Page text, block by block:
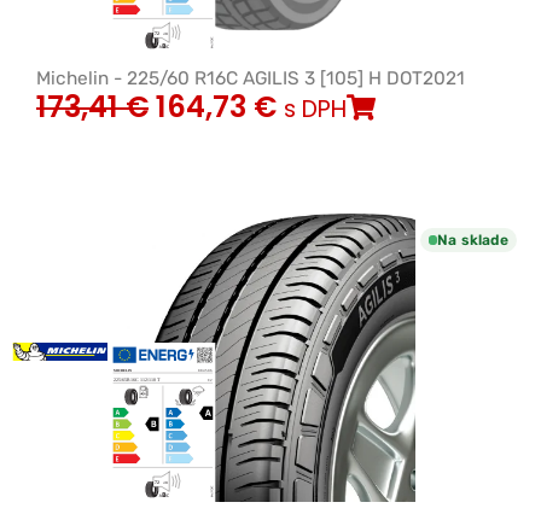
Michelin - 225/60 R16C AGILIS 3 [105] H DOT2021
173,41€164,73 € s DPH
Na sklade